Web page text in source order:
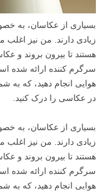
بسیاری از عکاسان، به
زیادی دارند. من نیز
هستند تا بیرون بروند و
سرگرم کننده ارائه شده
هوایی انجام دهید، که به
در عکاسی را درک کنید.
بسیاری از عکاسان، به
زیادی دارند. من نیز
هستند تا بیرون بروند و
سرگرم کننده ارائه شده
هوایی انجام دهید، که به